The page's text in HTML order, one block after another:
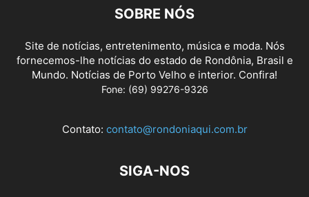
SOBRE NÓS
Site de notícias, entretenimento, música e moda. Nós
fornecemos-lhe notícias do estado de Rondônia, Brasil e
Mundo. Notícias de Porto Velho e interior. Confira!
Fone: (69) 99276-9326
Contato: contato@rondoniaqui.com.br
SIGA-NOS